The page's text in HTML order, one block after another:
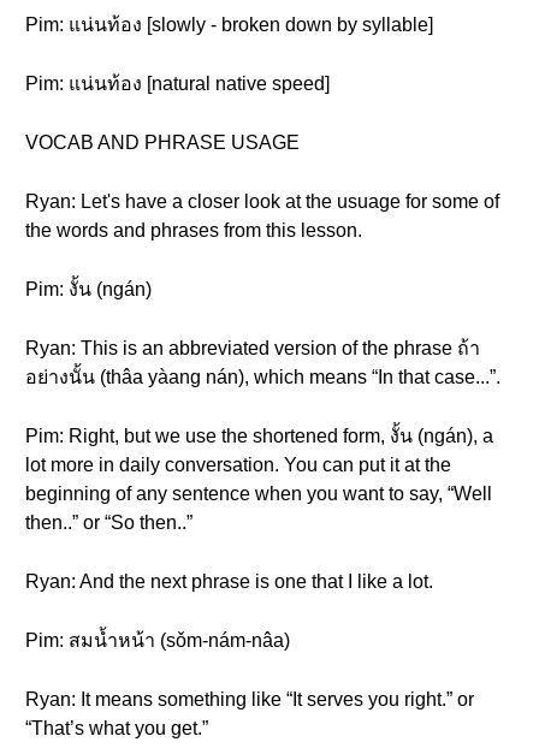
Pim: แน่นท้อง [slowly - broken down by syllable]
Pim: แน่นท้อง [natural native speed]
VOCAB AND PHRASE USAGE
Ryan: Let's have a closer look at the usuage for some of
the words and phrases from this lesson.
Pim: งั้น (ngán)
Ryan: This is an abbreviated version of the phrase ถ้า
อย่างนั้น (thâa yàang nán), which means “In that case...”.
Pim: Right, but we use the shortened form, งั้น (ngán), a
lot more in daily conversation. You can put it at the
beginning of any sentence when you want to say, “Well
then..” or “So then..”
Ryan: And the next phrase is one that I like a lot.
Pim: สมน้ำหน้า (sǒm-nám-nâa)
Ryan: It means something like “It serves you right.” or
“That’s what you get.”